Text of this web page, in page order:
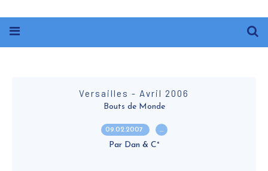
Versailles - Avril 2006
Bouts de Monde
09.02.2007 …
Par Dan & C°